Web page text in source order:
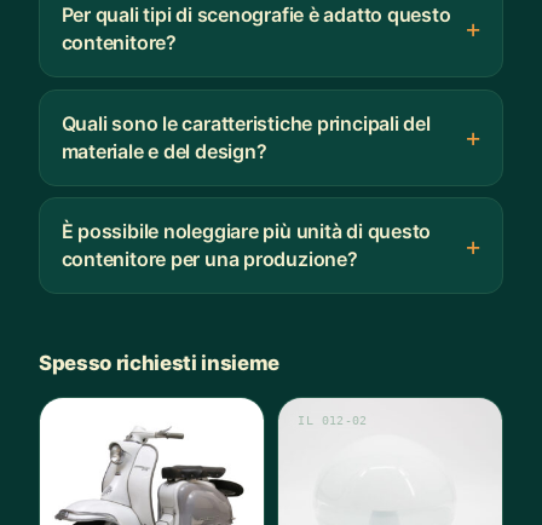
Per quali tipi di scenografie è adatto questo
contenitore?
Quali sono le caratteristiche principali del
materiale e del design?
È possibile noleggiare più unità di questo
contenitore per una produzione?
Spesso richiesti insieme
IL 012-02